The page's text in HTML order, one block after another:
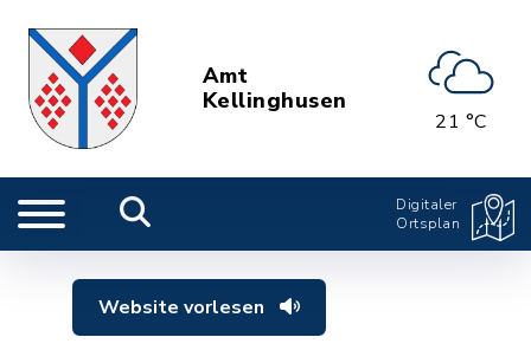
Amt
Kellinghusen
21 °C
Digitaler
Ortsplan
Website vorlesen